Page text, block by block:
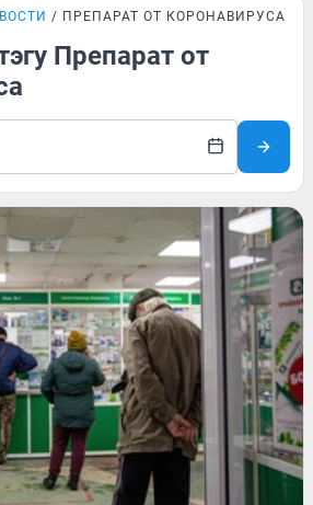
ПРЕПАРАТ ОТ КОРОНАВИРУСА
Препарат от